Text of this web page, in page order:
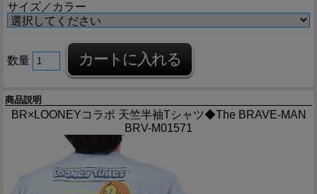
サイズ／カラー
数量
商品説明
BR×LOONEYコラボ 天竺半袖Tシャツ◆The BRAVE-MAN
BRV-M01571